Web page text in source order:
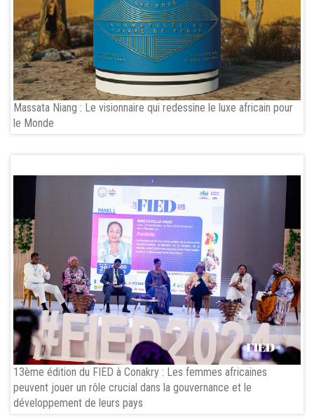
Massata Niang : Le visionnaire qui redessine le luxe africain pour
le Monde
13ème édition du FIED à Conakry : Les femmes africaines
peuvent jouer un rôle crucial dans la gouvernance et le
développement de leurs pays